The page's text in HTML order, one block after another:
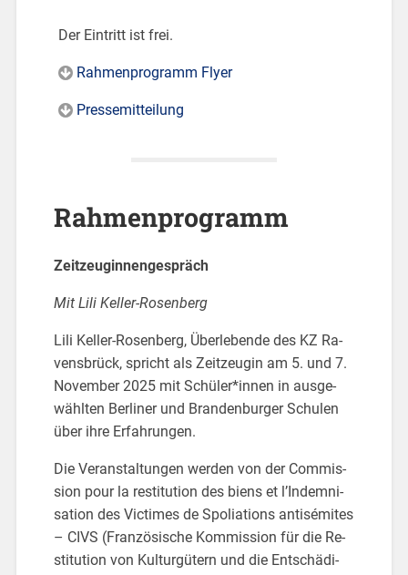
Der Ein­tritt ist frei.
Rah­men­pro­gramm Flyer
Pres­se­mit­tei­lung
Rah­men­pro­gramm
Zeit­zeu­gin­nen­ge­spräch
Mit Lili Kel­ler-Ro­sen­berg
Lili Kel­ler-Ro­sen­berg, Über­le­ben­de des KZ Ra­
vens­brück, spricht als Zeit­zeu­gin am 5. und 7.
No­vem­ber 2025 mit Schü­ler*innen in aus­ge­
wähl­ten Ber­li­ner und Bran­den­bur­ger Schu­len
über ihre Er­fah­run­gen.
Die Ver­an­stal­tun­gen wer­den von der Com­mis­
si­on pour la re­sti­tu­ti­on des biens et l’In­dem­ni­
sa­ti­on des Vic­ti­mes de Spo­lia­ti­ons antisémites
– CIVS (Fran­zö­si­sche Kom­mis­si­on für die Re­
sti­tu­ti­on von Kul­tur­gü­tern und die Ent­schä­di­